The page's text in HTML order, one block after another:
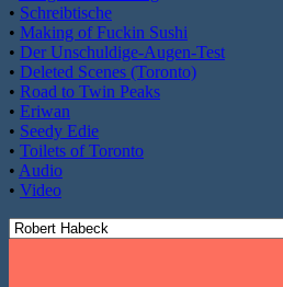
• Schreibtische
• Making of Fuckin Sushi
• Der Unschuldige-Augen-Test
• Deleted Scenes (Toronto)
• Road to Twin Peaks
• Eriwan
• Seedy Edie
• Toilets of Toronto
• Audio
• Video